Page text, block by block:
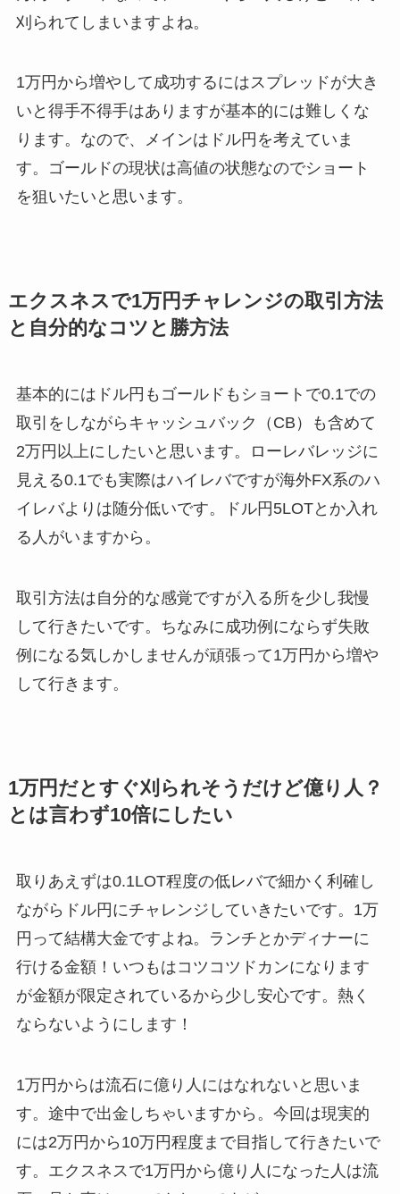
刈られてしまいますよね。
1万円から増やして成功するにはスプレッドが大き
いと得手不得手はありますが基本的には難しくな
ります。なので、メインはドル円を考えていま
す。ゴールドの現状は高値の状態なのでショート
を狙いたいと思います。
エクスネスで1万円チャレンジの取引方法
と自分的なコツと勝方法
基本的にはドル円もゴールドもショートで0.1での
取引をしながらキャッシュバック（CB）も含めて
2万円以上にしたいと思います。ローレバレッジに
見える0.1でも実際はハイレバですが海外FX系のハ
イレバよりは随分低いです。ドル円5LOTとか入れ
る人がいますから。
取引方法は自分的な感覚ですが入る所を少し我慢
して行きたいです。ちなみに成功例にならず失敗
例になる気しかしませんが頑張って1万円から増や
して行きます。
1万円だとすぐ刈られそうだけど億り人？
とは言わず10倍にしたい
取りあえずは0.1LOT程度の低レバで細かく利確し
ながらドル円にチャレンジしていきたいです。1万
円って結構大金ですよね。ランチとかディナーに
行ける金額！いつもはコツコツドカンになります
が金額が限定されているから少し安心です。熱く
ならないようにします！
1万円からは流石に億り人にはなれないと思いま
す。途中で出金しちゃいますから。今回は現実的
には2万円から10万円程度まで目指して行きたいで
す。エクスネスで1万円から億り人になった人は流